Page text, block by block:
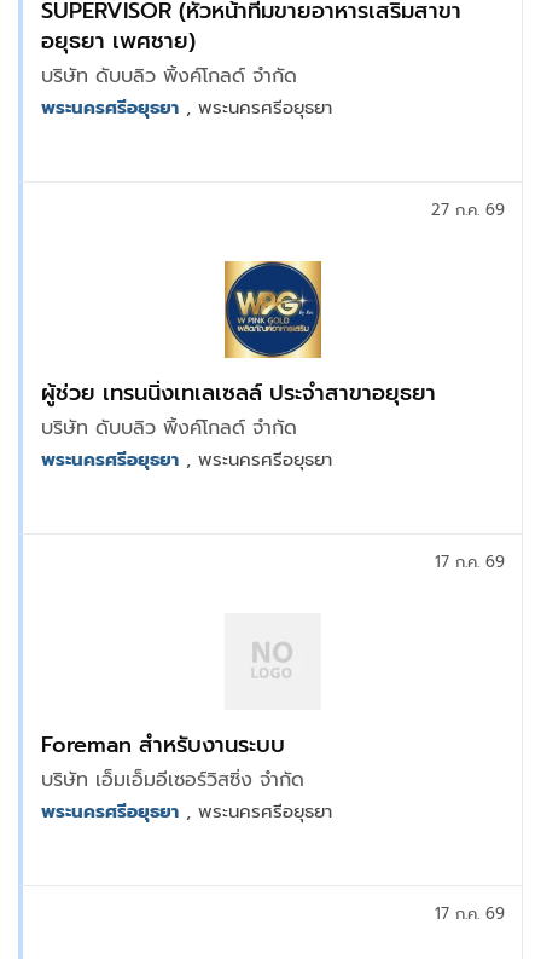
SUPERVISOR (หัวหน้าทีมขายอาหารเสริมสาขา
อยุธยา เพศชาย)
บริษัท ดับบลิว พิ้งค์โกลด์ จำกัด
พระนครศรีอยุธยา , พระนครศรีอยุธยา
ผู้ช่วย เทรนนิ่งเทเลเซลล์ ประจำสาขาอยุธยา
บริษัท ดับบลิว พิ้งค์โกลด์ จำกัด
27 ก.ค. 69
พระนครศรีอยุธยา , พระนครศรีอยุธยา
Foreman สำหรับงานระบบ
บริษัท เอ็มเอ็มอีเซอร์วิสซิ่ง จำกัด
17 ก.ค. 69
พระนครศรีอยุธยา , พระนครศรีอยุธยา
17 ก.ค. 69